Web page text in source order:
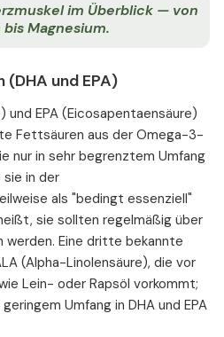
im Überblick — von
Magnesium.
und EPA)
und EPA (Eicosapentaensäure)
Fettsäuren aus der Omega-3-
nur in sehr begrenztem Umfang
in der
als "bedingt essenziell"
sie sollten regelmäßig über
werden. Eine dritte bekannte
(Alpha-Linolensäure), die vor
Lein- oder Rapsöl vorkommt;
Umfang in DHA und EPA